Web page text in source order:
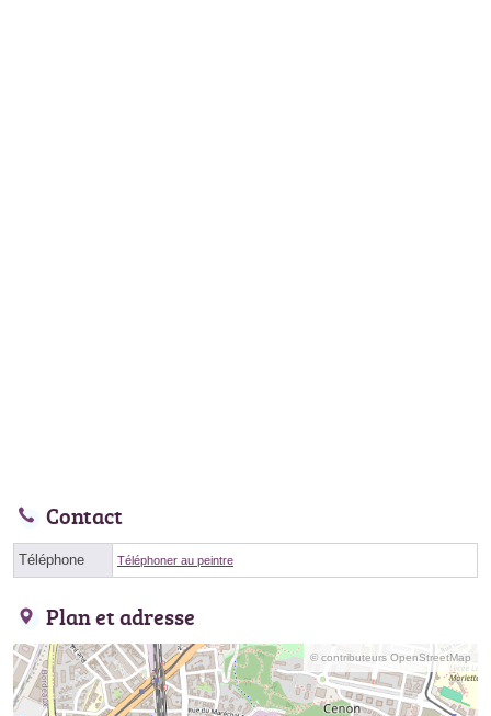
Contact
Téléphone Téléphoner au peintre
Plan et adresse
© contributeurs OpenStreetMap